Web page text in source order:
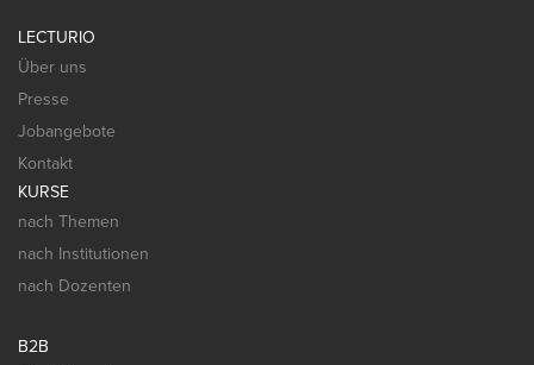
LECTURIO
Über uns
Presse
Jobangebote
Kontakt
KURSE
nach Themen
nach Institutionen
nach Dozenten
B2B